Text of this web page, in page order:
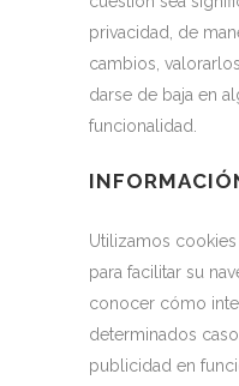
privacidad, de
cambios,
darse de baja en
funcionalidad.
Utilizamos
para facilitar su
conocer cómo
determinados
publicidad en